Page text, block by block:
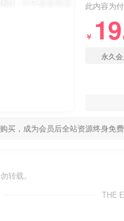
此内容为
￥
永久会
买，成为会员后全站资源终身免费
转载。
THE